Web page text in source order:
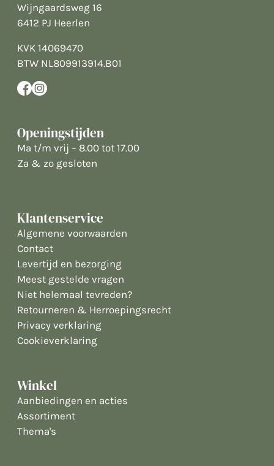
Wijngaardsweg 16
6412 PJ Heerlen
KVK 14069470
BTW NL809913914.B01
Openingstijden
Ma t/m vrij – 8.00 tot 17.00
Za & zo gesloten
Klantenservice
Algemene voorwaarden
Contact
Levertijd en bezorging
Meest gestelde vragen
Niet helemaal tevreden?
Retourneren & Herroepingsrecht
Privacy verklaring
Cookieverklaring
Winkel
Aanbiedingen en acties
Assortiment
Thema's